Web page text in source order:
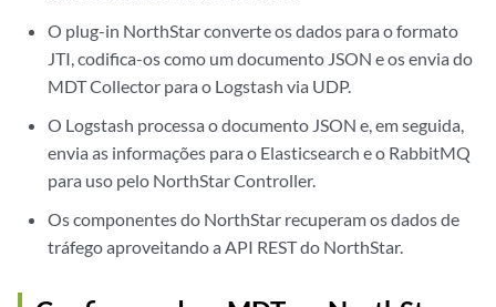
O plug-in NorthStar converte os dados para o formato
JTI, codifica-os como um documento JSON e os envia do
MDT Collector para o Logstash via UDP.
O Logstash processa o documento JSON e, em seguida,
envia as informações para o Elasticsearch e o RabbitMQ
para uso pelo NorthStar Controller.
Os componentes do NorthStar recuperam os dados de
tráfego aproveitando a API REST do NorthStar.